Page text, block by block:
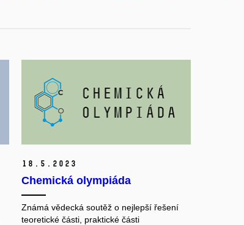
18. 5. 2023
Chemická olympiáda
Známá vědecká soutěž o nejlepší řešení
teoretické části, praktické části